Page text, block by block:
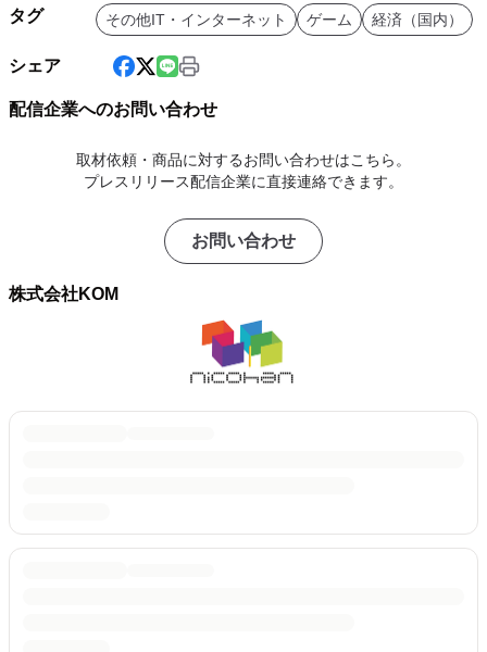
タグ その他IT・インターネット ゲーム 経済（国内）
シェア
配信企業へのお問い合わせ
取材依頼・商品に対するお問い合わせはこちら。
プレスリリース配信企業に直接連絡できます。
お問い合わせ
株式会社KOM